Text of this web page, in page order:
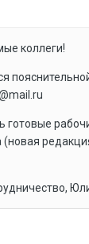
коллеги!